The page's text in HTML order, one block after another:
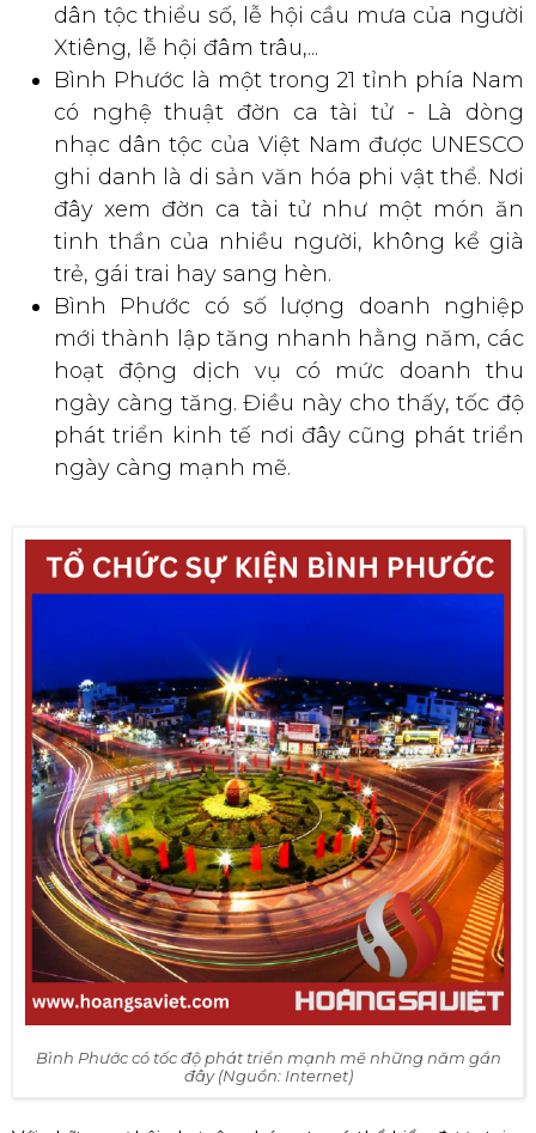
dân tộc thiểu số, lễ hội cầu mưa của người
Xtiêng, lễ hội đâm trâu,...
Bình Phước là một trong 21 tỉnh phía Nam
có nghệ thuật đờn ca tài tử - Là dòng
nhạc dân tộc của Việt Nam được UNESCO
ghi danh là di sản văn hóa phi vật thể. Nơi
đây xem đờn ca tài tử như một món ăn
tinh thần của nhiều người, không kể già
trẻ, gái trai hay sang hèn.
Bình Phước có số lượng doanh nghiệp
mới thành lập tăng nhanh hằng năm, các
hoạt động dịch vụ có mức doanh thu
ngày càng tăng. Điều này cho thấy, tốc độ
phát triển kinh tế nơi đây cũng phát triển
ngày càng mạnh mẽ.
Bình Phước có tốc độ phát triển mạnh mẽ những năm gần
đây (Nguồn: Internet)